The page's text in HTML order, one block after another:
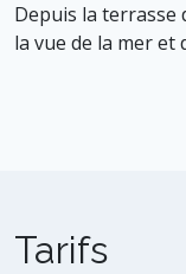
Depuis la terrasse
la vue de la mer et
Tarifs